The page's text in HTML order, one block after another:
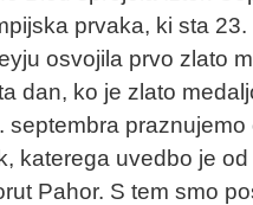
prvaka, ki sta
osvojila prvo zlato
dan, ko je zlato
septembra
katerega uvedbo je
Pahor. S tem smo